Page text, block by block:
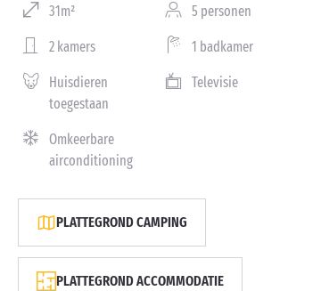
31m² 5 personen
2 kamers 1 badkamer
Huisdieren
toegestaan
Televisie
Omkeerbare
airconditioning
PLATTEGROND CAMPING
PLATTEGROND ACCOMMODATIE